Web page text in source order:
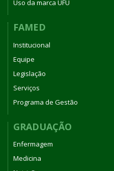
Uso da marca UFU
FAMED
Institucional
Equipe
Legislação
Serviços
Programa de Gestão
GRADUAÇÃO
Enfermagem
Medicina